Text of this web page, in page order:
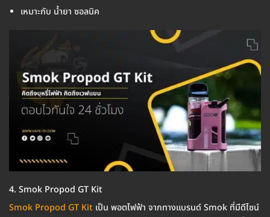
เหมาะกับ น้ำยา ซอลนิค
4. Smok Propod GT Kit
Smok Propod GT Kit เป็น พอตไฟฟ้า จากทางแบรนด์ Smok ที่มีดีไซน์